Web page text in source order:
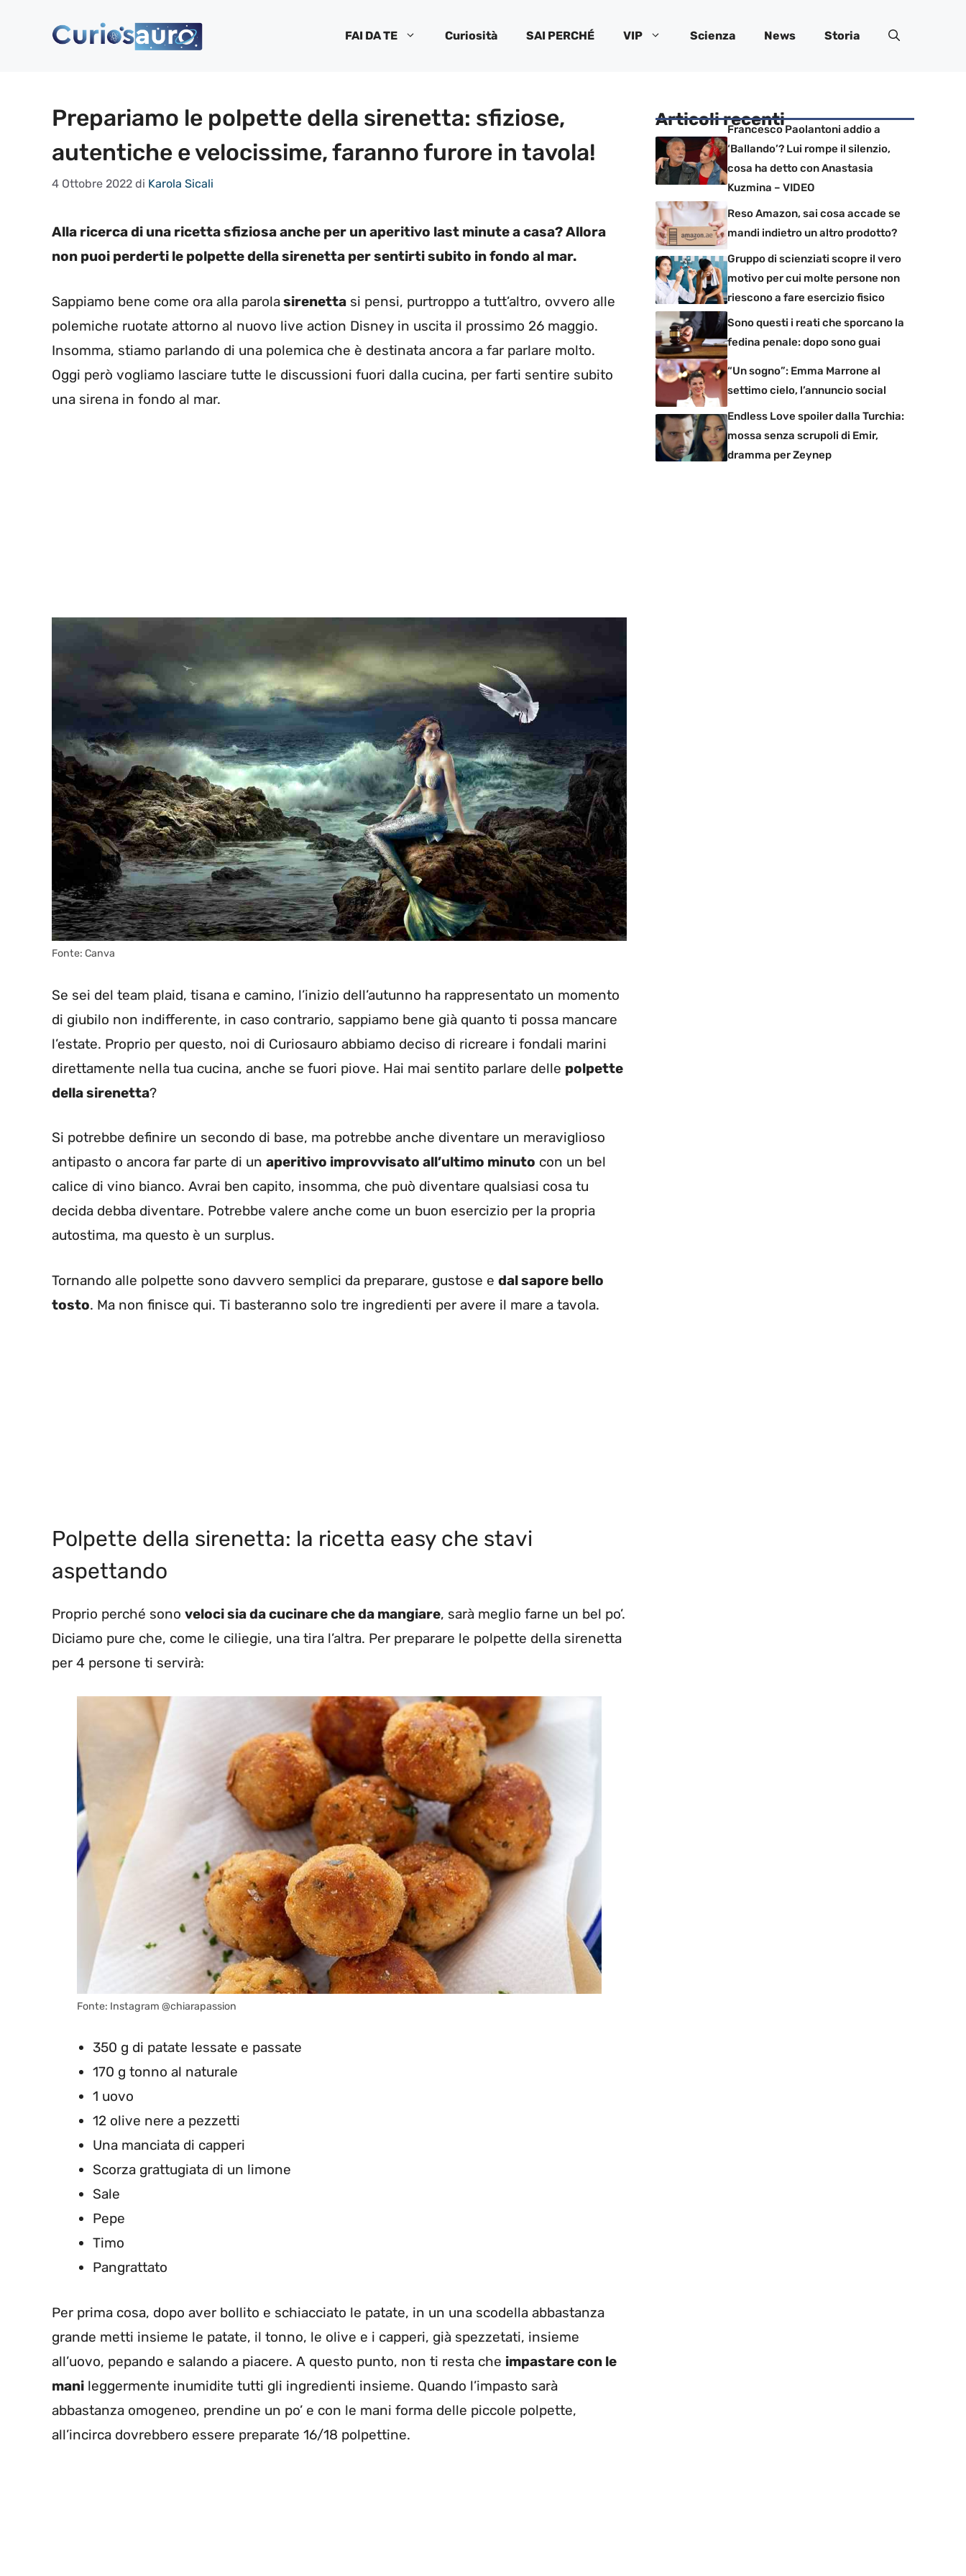
FAI DA TE Curiosità SAI PERCHÉ VIP Scienza News Storia
Prepariamo le polpette della sirenetta: sfiziose,
autentiche e velocissime, faranno furore in tavola!
4 Ottobre 2022 di Karola Sicali
Alla ricerca di una ricetta sfiziosa anche per un aperitivo last minute a casa? Allora
non puoi perderti le polpette della sirenetta per sentirti subito in fondo al mar.
Sappiamo bene come ora alla parolasirenetta si pensi, purtroppo a tutt’altro, ovvero alle
polemiche ruotate attorno al nuovo live action Disney in uscita il prossimo 26 maggio.
Insomma, stiamo parlando di una polemica che è destinata ancora a far parlare molto.
Oggi però vogliamo lasciare tutte le discussioni fuori dalla cucina, per farti sentire subito
una sirena in fondo al mar.
Fonte: Canva
Se sei del team plaid, tisana e camino, l’inizio dell’autunno ha rappresentato un momento
di giubilo non indifferente, in caso contrario, sappiamo bene già quanto ti possa mancare
l’estate. Proprio per questo, noi di Curiosauro abbiamo deciso di ricreare i fondali marini
direttamente nella tua cucina, anche se fuori piove. Hai mai sentito parlare delle polpette
della sirenetta?
Si potrebbe definire un secondo di base, ma potrebbe anche diventare un meraviglioso
antipasto o ancora far parte di un aperitivo improvvisato all’ultimo minuto con un bel
calice di vino bianco. Avrai ben capito, insomma, che può diventare qualsiasi cosa tu
decida debba diventare. Potrebbe valere anche come un buon esercizio per la propria
autostima, ma questo è un surplus.
Tornando alle polpette sono davvero semplici da preparare, gustose e dal sapore bello
tosto. Ma non finisce qui. Ti basteranno solo tre ingredienti per avere il mare a tavola.
Polpette della sirenetta: la ricetta easy che stavi
aspettando
Proprio perché sono veloci sia da cucinare che da mangiare, sarà meglio farne un bel po’.
Diciamo pure che, come le ciliegie, una tira l’altra. Per preparare le polpette della sirenetta
per 4 persone ti servirà:
Fonte: Instagram @chiarapassion
350 g di patate lessate e passate
170 g tonno al naturale
1 uovo
12 olive nere a pezzetti
Una manciata di capperi
Scorza grattugiata di un limone
Sale
Pepe
Timo
Pangrattato
Per prima cosa, dopo aver bollito e schiacciato le patate, in un una scodella abbastanza
grande metti insieme le patate, il tonno, le olive e i capperi, già spezzetati, insieme
all’uovo, pepando e salando a piacere. A questo punto, non ti resta che impastare con le
mani leggermente inumidite tutti gli ingredienti insieme. Quando l’impasto sarà
abbastanza omogeneo, prendine un po’ e con le mani forma delle piccole polpette,
all’incirca dovrebbero essere preparate 16/18 polpettine.
Articoli recentiFrancesco Paolantoni addio a
‘Ballando’? Lui rompe il silenzio,
cosa ha detto con Anastasia
Kuzmina – VIDEO
Reso Amazon, sai cosa accade se
mandi indietro un altro prodotto?
Gruppo di scienziati scopre il vero
motivo per cui molte persone non
riescono a fare esercizio fisico
Sono questi i reati che sporcano la
fedina penale: dopo sono guai
“Un sogno”: Emma Marrone al
settimo cielo, l’annuncio social
Endless Love spoiler dalla Turchia:
mossa senza scrupoli di Emir,
dramma per Zeynep